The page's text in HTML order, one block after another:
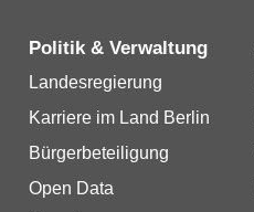
Politik & Verwaltung
Landesregierung
Karriere im Land Berlin
Bürgerbeteiligung
Open Data